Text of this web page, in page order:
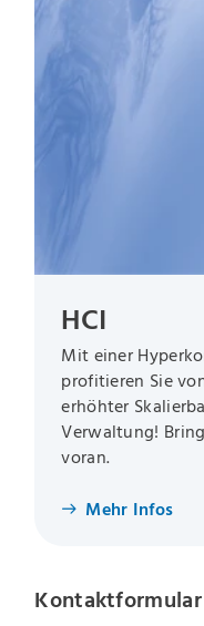
HCI
Mit einer
profitieren Sie
erhöhter
Verwaltung!
voran.
Mehr Infos
Kontaktformular